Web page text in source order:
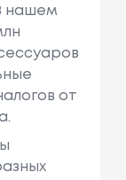
нашем
от